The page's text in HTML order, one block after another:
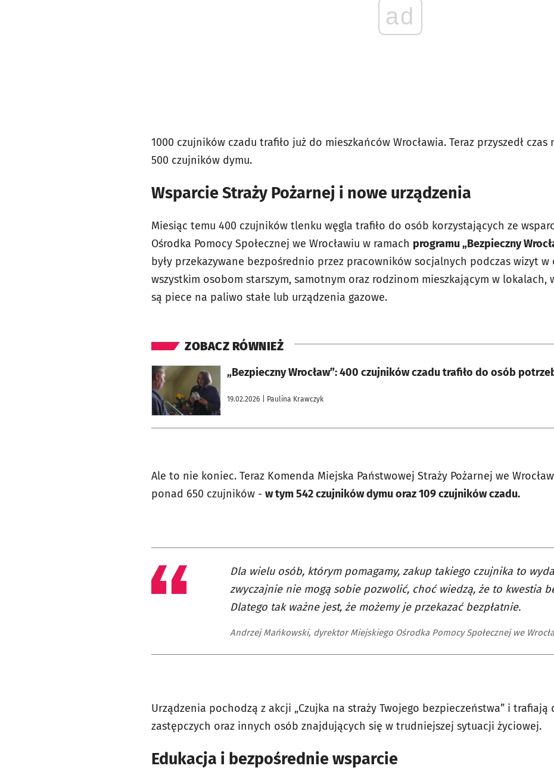
ad
1000 czujników czadu trafiło już do mieszkańców Wrocławia. Teraz przyszedł
500 czujników dymu.
Wsparcie Straży Pożarnej i nowe urządzenia
Miesiąc temu 400 czujników tlenku węgla trafiło do osób korzystających ze
Ośrodka Pomocy Społecznej we Wrocławiu w ramach programu „Bezpieczny
były przekazywane bezpośrednio przez pracowników socjalnych podczas wizyt w
wszystkim osobom starszym, samotnym oraz rodzinom mieszkającym w lokalach,
są piece na paliwo stałe lub urządzenia gazowe.
ZOBACZ RÓWNIEŻ
„Bezpieczny Wrocław”: 400 czujników czadu trafiło do osób
19.02.2026 | Paulina Krawczyk
otworzy się w nowej karcie
Ale to nie koniec. Teraz Komenda Miejska Państwowej Straży Pożarnej we
ponad 650 czujników - w tym 542 czujników dymu oraz 109 czujników czadu.
Dla wielu osób, którym pomagamy, zakup takiego czujnika to
zwyczajnie nie mogą sobie pozwolić, choć wiedzą, że to kwestia
Dlatego tak ważne jest, że możemy je przekazać bezpłatnie.
Andrzej Mańkowski, dyrektor Miejskiego Ośrodka Pomocy Społecznej we
Urządzenia pochodzą z akcji „Czujka na straży Twojego bezpieczeństwa” i
zastępczych oraz innych osób znajdujących się w trudniejszej sytuacji życiowej.
Edukacja i bezpośrednie wsparcie